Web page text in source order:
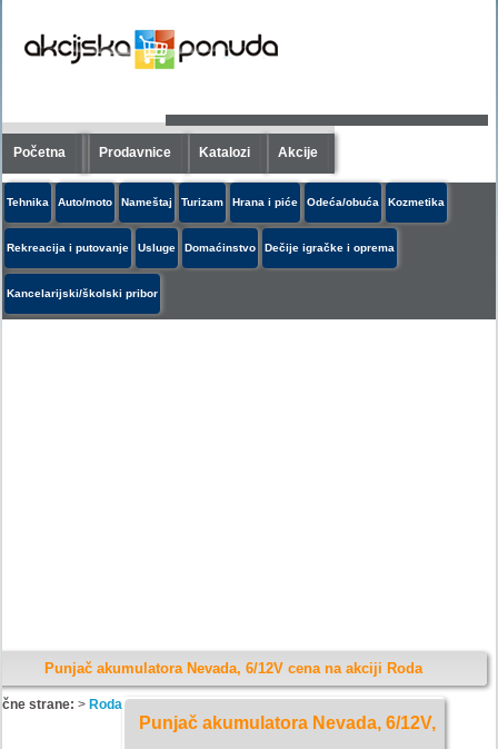
Početna Prodavnice Katalozi Akcije
Tehnika Auto/moto Nameštaj Turizam Hrana i piće Odeća/obuća Kozmetika
Rekreacija i putovanje Usluge Domaćinstvo Dečije igračke i oprema
Kancelarijski/školski pribor
Punjač akumulatora Nevada, 6/12V cena na akciji Roda
strane: > Roda
Punjač akumulatora Nevada, 6/12V,